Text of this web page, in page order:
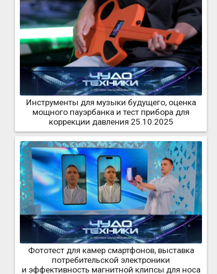
Инструменты для музыки будущего, оценка
мощного пауэрбанка и тест прибора для
коррекции давления 25.10.2025
Фототест для камер смартфонов, выставка
потребительской электроники
и эффективность магнитной клипсы для носа